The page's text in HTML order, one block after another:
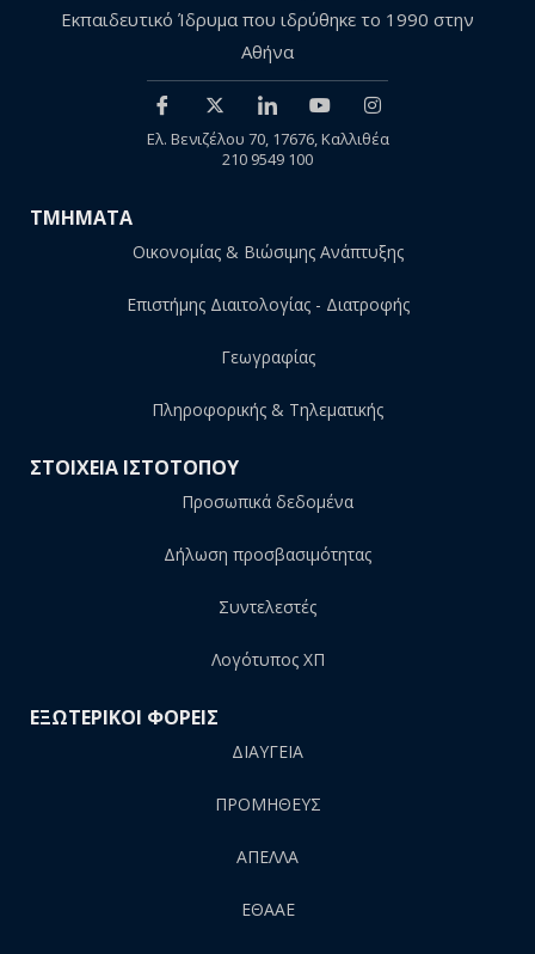
Εκπαιδευτικό Ίδρυμα που ιδρύθηκε το 1990 στην
Αθήνα
Ελ. Βενιζέλου 70, 17676, Καλλιθέα
210 9549 100
ΤΜΗΜΑΤΑ
Οικονομίας & Βιώσιμης Ανάπτυξης
Επιστήμης Διαιτολογίας - Διατροφής
Γεωγραφίας
Πληροφορικής & Τηλεματικής
ΣΤΟΙΧΕΙΑ ΙΣΤΟΤΟΠΟΥ
Προσωπικά δεδομένα
Δήλωση προσβασιμότητας
Συντελεστές
Λογότυπος ΧΠ
ΕΞΩΤΕΡΙΚΟΙ ΦΟΡΕΙΣ
ΔΙΑΥΓΕΙΑ
ΠΡΟΜΗΘΕΥΣ
AΠΕΛΛΑ
ΕΘΑΑΕ